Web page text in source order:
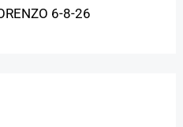
6-8-26